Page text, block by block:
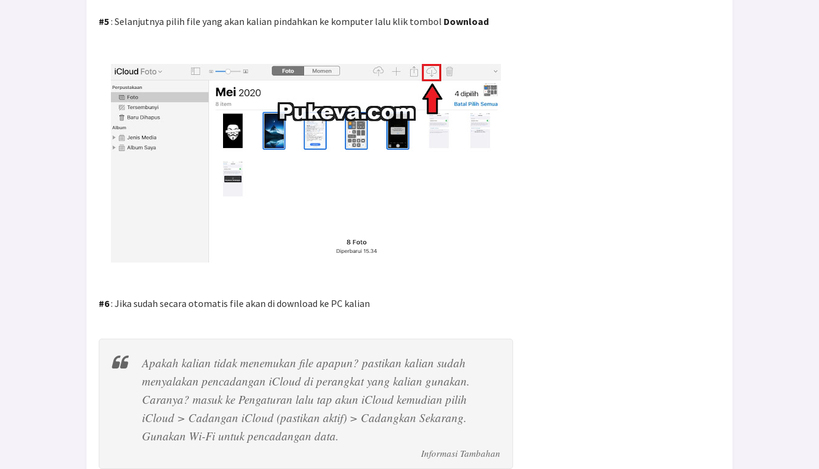
#5: Selanjutnya pilih file yang akan kalian pindahkan ke komputer lalu klik tombol Download
#6: Jika sudah secara otomatis file akan di download ke PC kalian
Apakah kalian tidak menemukan file apapun? pastikan kalian sudah
menyalakan pencadangan iCloud di perangkat yang kalian gunakan.
Caranya? masuk ke Pengaturan lalu tap akun iCloud kemudian pilih
iCloud > Cadangan iCloud (pastikan aktif) > Cadangkan Sekarang.
Gunakan Wi-Fi untuk pencadangan data.